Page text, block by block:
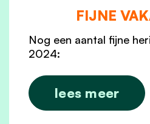
FIJNE
Nog een aantal fijne
2024:
lees meer